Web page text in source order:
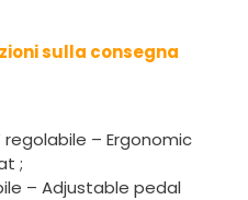
sulla consegna
regolabile – Ergonomic
;
– Adjustable pedal